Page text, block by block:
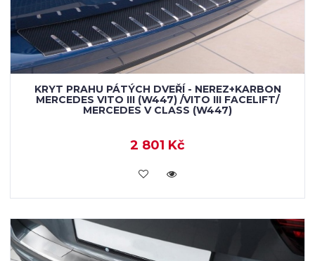
KRYT PRAHU PÁTÝCH DVEŘÍ - NEREZ+KARBON
MERCEDES VITO III (W447) /VITO III FACELIFT/
MERCEDES V CLASS (W447)
2 801 Kč
KOUPIT